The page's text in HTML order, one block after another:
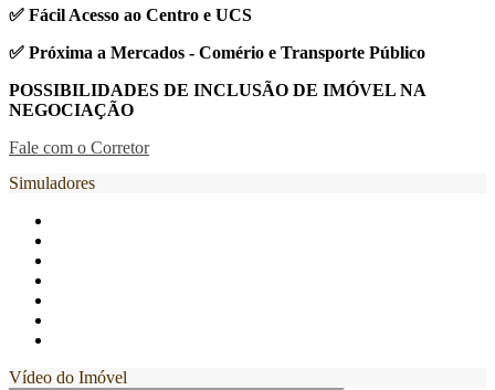
✅ Fácil Acesso ao Centro e UCS
✅ Próxima a Mercados - Comério e Transporte Público
POSSIBILIDADES DE INCLUSÃO DE IMÓVEL NA
NEGOCIAÇÃO
Fale com o Corretor
Simuladores
Vídeo do Imóvel